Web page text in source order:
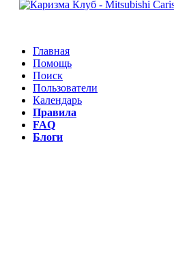
Главная
Помощь
Поиск
Пользователи
Календарь
Правила
FAQ
Блоги